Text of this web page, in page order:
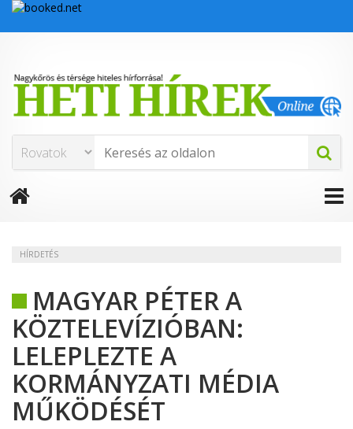
HÍRDETÉS
MAGYAR PÉTER A
KÖZTELEVÍZIÓBAN:
LELEPLEZTE A
KORMÁNYZATI MÉDIA
MŰKÖDÉSÉT